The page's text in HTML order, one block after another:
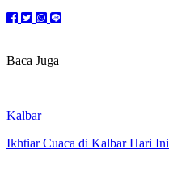
Baca Juga
Kalbar
Ikhtiar Cuaca di Kalbar Hari Ini